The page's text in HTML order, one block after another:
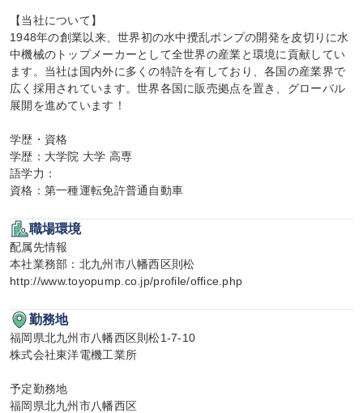
【当社について】
1948年の創業以来、世界初の水中攪乱ポンプの開発を皮切りに水
中機械のトップメーカーとして全世界の産業と環境に貢献してい
ます。当社は国内外に多くの特許を有しており、各国の産業界で
広く採用されています。世界各国に販売拠点を置き、グローバル
展開を進めています！
学歴・資格
学歴：大学院 大学 高専
語学力：
資格：第一種運転免許普通自動車
職場環境
配属先情報
本社業務部：北九州市八幡西区則松
http://www.toyopump.co.jp/profile/office.php
勤務地
福岡県北九州市八幡西区則松1-7-10
株式会社東洋電機工業所
予定勤務地
福岡県北九州市八幡西区